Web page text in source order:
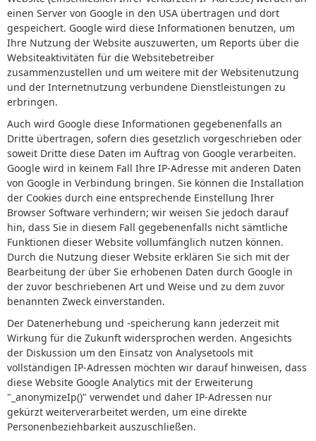
einen Server von Google in den USA übertragen und dort
gespeichert. Google wird diese Informationen benutzen, um
Ihre Nutzung der Website auszuwerten, um Reports über die
Websiteaktivitäten für die Websitebetreiber
zusammenzustellen und um weitere mit der Websitenutzung
und der Internetnutzung verbundene Dienstleistungen zu
erbringen.
Auch wird Google diese Informationen gegebenenfalls an
Dritte übertragen, sofern dies gesetzlich vorgeschrieben oder
soweit Dritte diese Daten im Auftrag von Google verarbeiten.
Google wird in keinem Fall Ihre IP-Adresse mit anderen Daten
von Google in Verbindung bringen. Sie können die Installation
der Cookies durch eine entsprechende Einstellung Ihrer
Browser Software verhindern; wir weisen Sie jedoch darauf
hin, dass Sie in diesem Fall gegebenenfalls nicht sämtliche
Funktionen dieser Website vollumfänglich nutzen können.
Durch die Nutzung dieser Website erklären Sie sich mit der
Bearbeitung der über Sie erhobenen Daten durch Google in
der zuvor beschriebenen Art und Weise und zu dem zuvor
benannten Zweck einverstanden.
Der Datenerhebung und -speicherung kann jederzeit mit
Wirkung für die Zukunft widersprochen werden. Angesichts
der Diskussion um den Einsatz von Analysetools mit
vollständigen IP-Adressen möchten wir darauf hinweisen, dass
diese Website Google Analytics mit der Erweiterung
"_anonymizeIp()" verwendet und daher IP-Adressen nur
gekürzt weiterverarbeitet werden, um eine direkte
Personenbeziehbarkeit auszuschließen.